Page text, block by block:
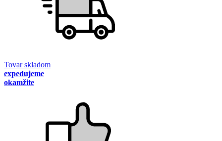
Tovar skladom
expedujeme
okamžite